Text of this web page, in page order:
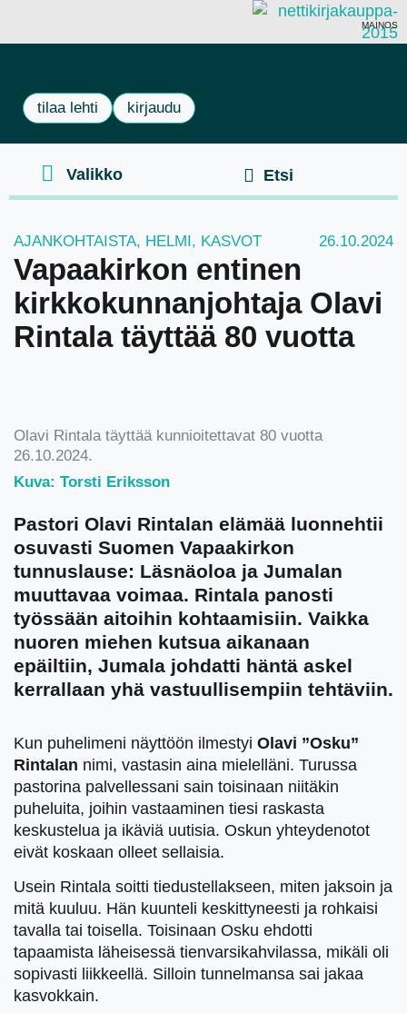
MAINOS
tilaa lehti kirjaudu
AJANKOHTAISTA, HELMI, KASVOT 26.10.2024
Vapaakirkon entinen
kirkkokunnanjohtaja Olavi
Rintala täyttää 80 vuotta
Olavi Rintala täyttää kunnioitettavat 80 vuotta
26.10.2024.
Kuva: Torsti Eriksson
Pastori Olavi Rintalan elämää luonnehtii
osuvasti Suomen Vapaakirkon
tunnuslause: Läsnäoloa ja Jumalan
muuttavaa voimaa. Rintala panosti
työssään aitoihin kohtaamisiin. Vaikka
nuoren miehen kutsua aikanaan
epäiltiin, Jumala johdatti häntä askel
kerrallaan yhä vastuullisempiin tehtäviin.
Kun puhelimeni näyttöön ilmestyi Olavi ”Osku”
Rintalan nimi, vastasin aina mielelläni. Turussa
pastorina palvellessani sain toisinaan niitäkin
puheluita, joihin vastaaminen tiesi raskasta
keskustelua ja ikäviä uutisia. Oskun yhteydenotot
eivät koskaan olleet sellaisia.
Usein Rintala soitti tiedustellakseen, miten jaksoin ja
mitä kuuluu. Hän kuunteli keskittyneesti ja rohkaisi
tavalla tai toisella. Toisinaan Osku ehdotti
tapaamista läheisessä tienvarsikahvilassa, mikäli oli
sopivasti liikkeellä. Silloin tunnelmansa sai jakaa
kasvokkain.